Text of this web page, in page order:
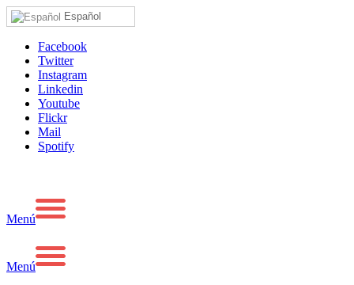
Español
Facebook
Twitter
Instagram
Linkedin
Youtube
Flickr
Mail
Spotify
Menú
Menú